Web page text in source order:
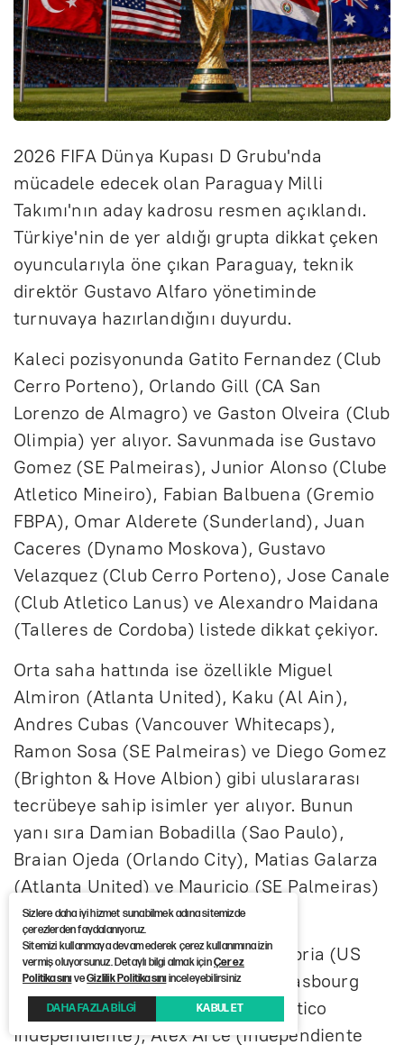
2026 FIFA Dünya Kupası D Grubu'nda
mücadele edecek olan Paraguay Milli
Takımı'nın aday kadrosu resmen açıklandı.
Türkiye'nin de yer aldığı grupta dikkat çeken
oyuncularıyla öne çıkan Paraguay, teknik
direktör Gustavo Alfaro yönetiminde
turnuvaya hazırlandığını duyurdu.
Kaleci pozisyonunda Gatito Fernandez (Club
Cerro Porteno), Orlando Gill (CA San
Lorenzo de Almagro) ve Gaston Olveira (Club
Olimpia) yer alıyor. Savunmada ise Gustavo
Gomez (SE Palmeiras), Junior Alonso (Clube
Atletico Mineiro), Fabian Balbuena (Gremio
FBPA), Omar Alderete (Sunderland), Juan
Caceres (Dynamo Moskova), Gustavo
Velazquez (Club Cerro Porteno), Jose Canale
(Club Atletico Lanus) ve Alexandro Maidana
(Talleres de Cordoba) listede dikkat çekiyor.
Orta saha hattında ise özellikle Miguel
Almiron (Atlanta United), Kaku (Al Ain),
Andres Cubas (Vancouver Whitecaps),
Ramon Sosa (SE Palmeiras) ve Diego Gomez
(Brighton & Hove Albion) gibi uluslararası
tecrübeye sahip isimler yer alıyor. Bunun
yanı sıra Damian Bobadilla (Sao Paulo),
Braian Ojeda (Orlando City), Matias Galarza
(Atlanta United) ve Mauricio (SE Palmeiras)
da kadroya davet edildi.
Hücum hattında ise Antonio Sanabria (US
Cremonese), Julio Enciso (RC Strasbourg
Alsace), Gabriel Avalos (Club Atletico
Independiente), Alex Arce (Independiente
Sizlere daha iyi hizmet sunabilmek adına sitemizde
çerezlerden faydalanıyoruz.
Sitemizi kullanmaya devam ederek çerez kullanımına izin
vermiş oluyorsunuz. Detaylı bilgi almak içinÇerez
PolitikasınıveGizlilik Politikasınıinceleyebilirsiniz
DAHA FAZLA BİLGİ KABUL ET